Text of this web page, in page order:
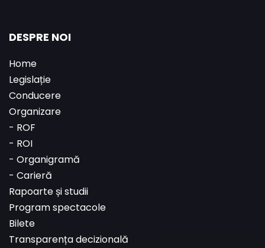
DESPRE NOI
Home
Legislație
Conducere
Organizare
- ROF
- ROI
- Organigramă
- Carieră
Rapoarte și studii
Program spectacole
Bilete
Transparența decizională